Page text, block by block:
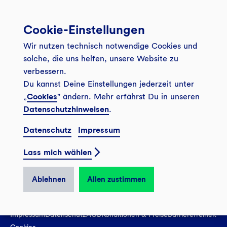
Banking App
Service
Onlinebanking Login
Sicheres Banking
FAQ
Kontakt
Newsletter
GLS Bank Magazin
Unsere Angebote
Girokonto
Mitgliederkonto
Tagesgeldkonto
Finanzieren
Investieren
Wo wirkt die GLS?
Weitersagen
Veranstaltungen
Filiale finden
Presse
Karriere
Kundenmagazin Bankspiegel
Sozial-ökologisch seit 1974
© 2026 GLS Gemeinschaftsbank eG
Vertrag widerrufen
ImpressumDatenschutzAGBKonditionen & PreiseBarrierefreiheit
Cookie-Einstellungen
Wir nutzen technisch notwendige Cookies und
solche, die uns helfen, unsere Website zu
verbessern.
Du kannst Deine Einstellungen jederzeit unter
„Cookies" ändern. Mehr erfährst Du in unseren
Datenschutzhinweisen.
Datenschutz Impressum
Lass mich wählen
Ablehnen Allen zustimmen